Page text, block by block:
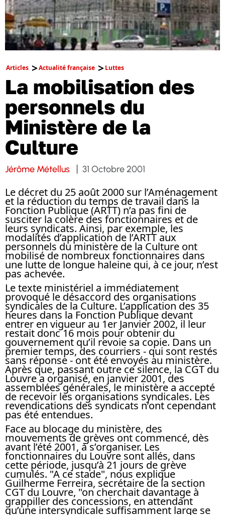
Articles Actualité française Luttes
La mobilisation des
personnels du
Ministère de la
Culture
Jérôme Métellus 31 Octobre 2001
Le décret du 25 août 2000 sur l’Aménagement
et la réduction du temps de travail dans la
Fonction Publique (ARTT) n’a pas fini de
susciter la colère des fonctionnaires et de
leurs syndicats. Ainsi, par exemple, les
modalités d’application de l’ARTT aux
personnels du ministère de la Culture ont
mobilisé de nombreux fonctionnaires dans
une lutte de longue haleine qui, à ce jour, n’est
pas achevée.
Le texte ministériel a immédiatement
provoqué le désaccord des organisations
syndicales de la Culture. L’application des 35
heures dans la Fonction Publique devant
entrer en vigueur au 1er Janvier 2002, il leur
restait donc 16 mois pour obtenir du
gouvernement qu’il revoie sa copie. Dans un
premier temps, des courriers - qui sont restés
sans réponse - ont été envoyés au ministère.
Après que, passant outre ce silence, la CGT du
Louvre a organisé, en janvier 2001, des
assemblées générales, le ministère a accepté
de recevoir les organisations syndicales. Les
revendications des syndicats n’ont cependant
pas été entendues.
Face au blocage du ministère, des
mouvements de grèves ont commencé, dès
avant l’été 2001, à s’organiser. Les
fonctionnaires du Louvre sont allés, dans
cette période, jusqu’à 21 jours de grève
cumulés. "A ce stade", nous explique
Guilherme Ferreira, secrétaire de la section
CGT du Louvre, "on cherchait davantage à
grappiller des concessions, en attendant
qu’une intersyndicale suffisamment large se